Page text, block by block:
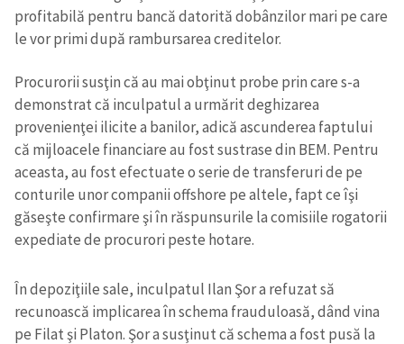
profitabilă pentru bancă datorită dobânzilor mari pe care
le vor primi după rambursarea creditelor.
Procurorii susţin că au mai obţinut probe prin care s-a
demonstrat că inculpatul a urmărit deghizarea
provenienţei ilicite a banilor, adică ascunderea faptului
că mijloacele financiare au fost sustrase din BEM. Pentru
aceasta, au fost efectuate o serie de transferuri de pe
conturile unor companii offshore pe altele, fapt ce îşi
găseşte confirmare şi în răspunsurile la comisiile rogatorii
expediate de procurori peste hotare.
În depoziţiile sale, inculpatul Ilan Şor a refuzat să
recunoască implicarea în schema frauduloasă, dând vina
pe Filat şi Platon. Şor a susţinut că schema a fost pusă la